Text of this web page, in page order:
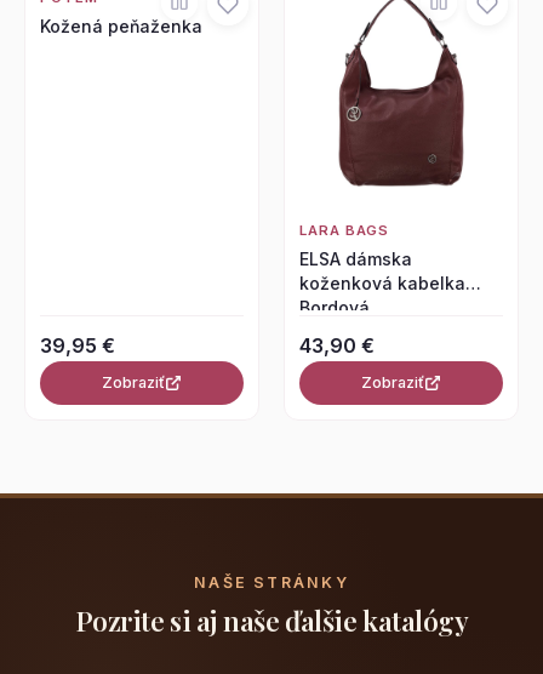
Kožená peňaženka
39,95 €
Zobraziť
LARA BAGS
ELSA dámska
koženková kabelka
Bordová
43,90 €
Zobraziť
NAŠE STRÁNKY
Pozrite si aj naše ďalšie katalógy